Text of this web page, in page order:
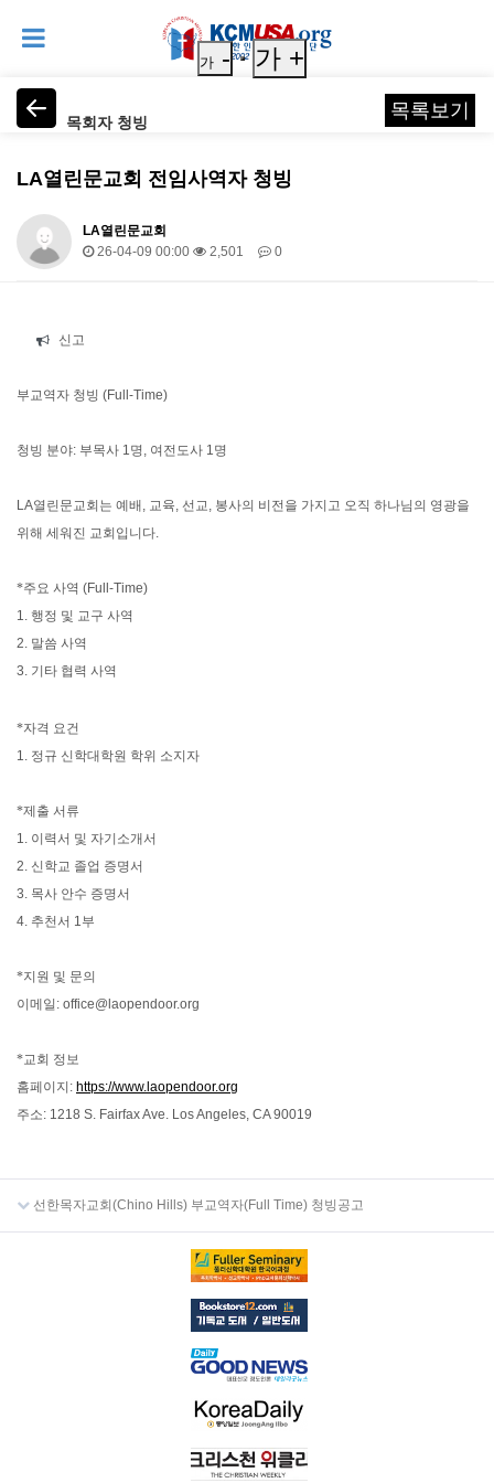
목회자 청빙
가 - 가 +
목록보기
LA열린문교회 전임사역자 청빙
LA열린문교회
26-04-09 00:00
2,501 0
신고
부교역자 청빙 (Full-Time)
청빙 분야: 부목사 1명, 여전도사 1명
LA열린문교회는 예배 , 교육, 선교, 봉사의 비전을 가지고 오직 하나님의 영광을
위해 세워진 교회입니다.
*주요 사역 (Full-Time)
1. 행정 및 교구 사역
2. 말씀 사역
3. 기타 협력 사역
*자격 요건
1. 정규 신학대학원 학위 소지자
*제출 서류
1. 이력서 및 자기소개서
2. 신학교 졸업 증명서
3. 목사 안수 증명서
4. 추천서 1부
*지원 및 문의
이메일 : office@laopendoor.org
*교회 정보
홈페이지 : https://www.laopendoor.org
주소: 1218 S. Fairfax Ave. Los Angeles, CA 90019
선한목자교회(Chino Hills) 부교역자(Full Time) 청빙공고